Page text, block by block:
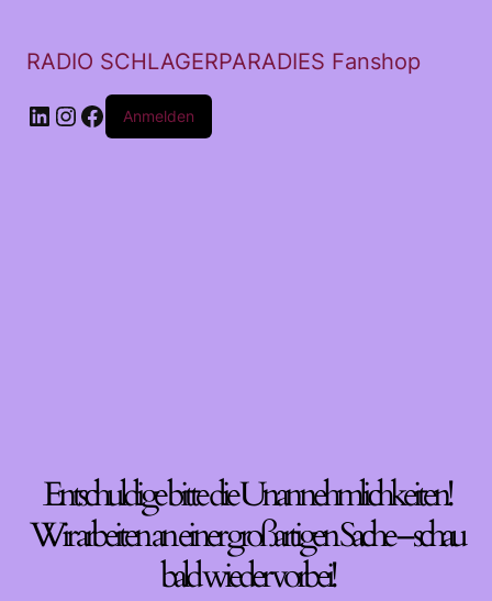
RADIO SCHLAGERPARADIES Fanshop
LinkedIn
Instagram
Facebook
Anmelden
Entschuldige bitte die Unannehmlichkeiten!
Wir arbeiten an einer großartigen Sache – schau
bald wieder vorbei!